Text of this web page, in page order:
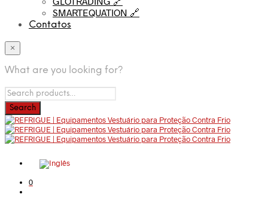
SMARTEQUATION 🔗
Contatos
×
What are you looking for?
0